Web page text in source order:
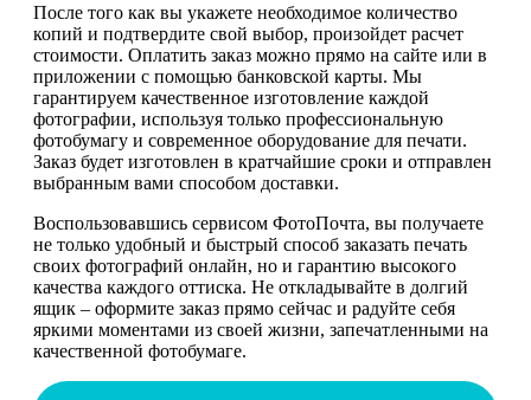
После того как вы укажете необходимое количество
копий и подтвердите свой выбор, произойдет расчет
стоимости. Оплатить заказ можно прямо на сайте или в
приложении с помощью банковской карты. Мы
гарантируем качественное изготовление каждой
фотографии, используя только профессиональную
фотобумагу и современное оборудование для печати.
Заказ будет изготовлен в кратчайшие сроки и отправлен
выбранным вами способом доставки.
Воспользовавшись сервисом ФотоПочта, вы получаете
не только удобный и быстрый способ заказать печать
своих фотографий онлайн, но и гарантию высокого
качества каждого оттиска. Не откладывайте в долгий
ящик – оформите заказ прямо сейчас и радуйте себя
яркими моментами из своей жизни, запечатленными на
качественной фотобумаге.